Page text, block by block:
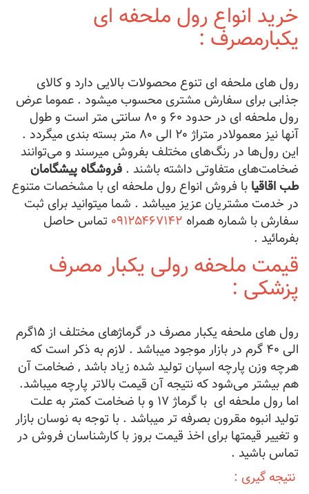
خرید انواع رول ملحفه ای
یکبارمصرف :
رول های ملحفه ای تنوع محصولات بالایی دارد و کالای
جذابی برای سفارش مشتری محسوب میشود . عموما عرض
رول ملحفه ای در حدود ۶۰ و ۸۰ سانتی متر است و طول
آنها نیز معمولادر متراژ ۲۰ الی ۸۰ متر بسته بندی میگردد .
این رول‌ها در رنگ‌های مختلف بفروش میرسند و می‌توانند
ضخامت‌های متفاوتی داشته باشند . فروشگاه پیشگامان
طب اقاقیا با فروش انواع رول ملحفه ای با مشخصات متنوع
در خدمت مشتریان عزیز میباشد . شما میتوانید برای ثبت
سفارش با شماره همراه ۰۹۱۲۵۴۶۷۱۴۲ تماس حاصل
بفرمائید .
قیمت ملحفه رولی یکبار مصرف
پزشکی :
رول های ملحفه یکبار مصرف در گرماژهای مختلف از ۱۵گرم
الی ۴۰ گرم در بازار موجود میباشد . لازم به ذکر است که
هرچه وزن پارچه‌ اسپان تولید شده زیاد باشد , ضخامت آن
هم بیشتر می‌شود که نتیجه آن قیمت بالاتر پارچه میباشد.
اما رول‌ ملحفه ای با گرماژ ۱۷ و با ضخامت کمتر به علت
تولید انبوه مقرون بصرفه تر میباشد . با توجه به نوسان بازار
و تغییر قیمتها برای اخذ قیمت بروز با کارشناسان فروش در
تماس باشید .
نتیجه گیری :